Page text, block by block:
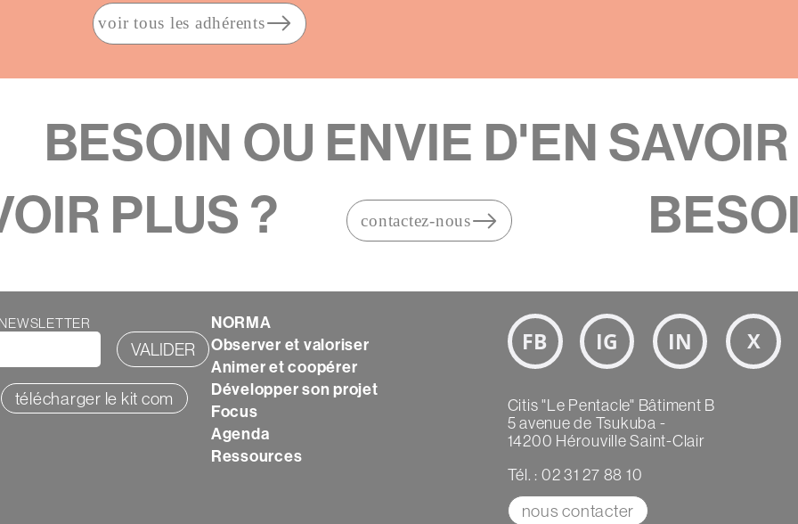
voir tous les adhérents
BESOIN OU ENVIE D'EN
PLUS ? contactez-nous
télécharger le kit com
Texte
NORMA
Observer et valoriser
Animer et coopérer
Développer son projet
Focus
Agenda
Ressources
Bloc
Réseaux
sociaux
Texte
Citis "Le Pentacle" Bâtiment B
5 avenue de Tsukuba -
14200 Hérouville Saint-Clair
Tél. : 02 31 27 88 10
nous contacter